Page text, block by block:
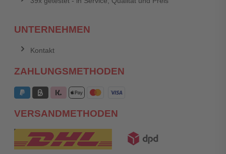
UNTERNEHMEN
Kontakt
ZAHLUNGSMETHODEN
VERSANDMETHODEN